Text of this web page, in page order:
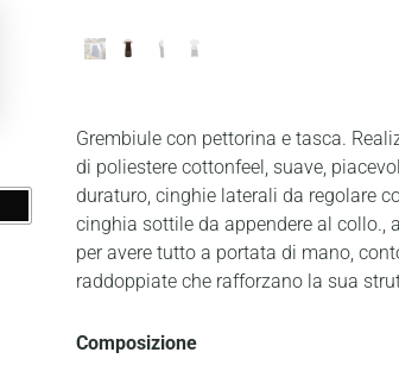
Grembiule con pettorina e tasca.
di poliestere cottonfeel, suave,
duraturo, cinghie laterali da regolare
cinghia sottile da appendere al collo.,
per avere tutto a portata di mano,
raddoppiate che rafforzano la sua
Composizione